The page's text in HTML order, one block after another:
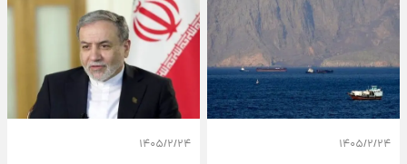
۱۴۰۵/۲/۲۴ ۱۴۰۵/۲/۲۴